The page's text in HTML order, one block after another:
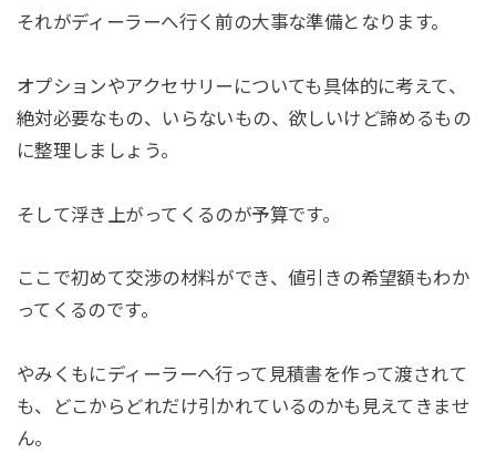
それがディーラーへ行く前の大事な準備となります。
オプションやアクセサリーについても具体的に考えて、
絶対必要なもの、いらないもの、欲しいけど諦めるもの
に整理しましょう。
そして浮き上がってくるのが予算です。
ここで初めて交渉の材料ができ、値引きの希望額もわか
ってくるのです。
やみくもにディーラーへ行って見積書を作って渡されて
も、どこからどれだけ引かれているのかも見えてきませ
ん。